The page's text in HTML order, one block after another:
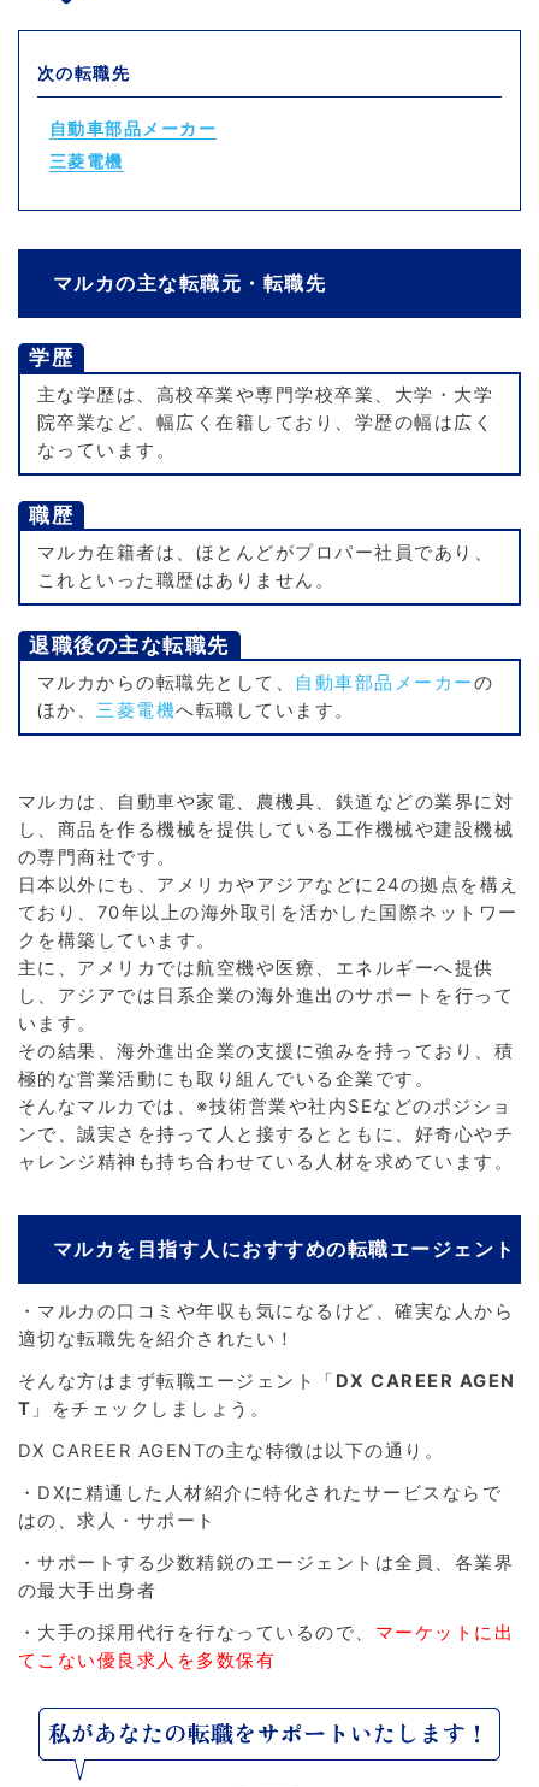
次の転職先
自動車部品メーカー
三菱電機
マルカの主な転職元・転職先
学歴
主な学歴は、高校卒業や専門学校卒業、大学・大学
院卒業など、幅広く在籍しており、学歴の幅は広く
なっています。
職歴
マルカ在籍者は、ほとんどがプロパー社員であり、
これといった職歴はありません。
退職後の主な転職先
マルカからの転職先として、 自動車部品メーカーの
ほか、三菱電機へ転職しています。
マルカは、自動車や家電、農機具、鉄道などの業界に対
し、商品を作る機械を提供している工作機械や建設機械
の専門商社です。
日本以外にも、アメリカやアジアなどに24の拠点を構え
ており、70年以上の海外取引を活かした国際ネットワー
クを構築しています。
主に、アメリカでは航空機や医療、エネルギーへ提供
し、アジアでは日系企業の海外進出のサポートを行って
います。
その結果、海外進出企業の支援に強みを持っており、積
極的な営業活動にも取り組んでいる企業です。
そんなマルカでは、※技術営業や社内SEなどのポジショ
ンで、誠実さを持って人と接するとともに、好奇心やチ
ャレンジ精神も持ち合わせている人材を求めています。
マルカを目指す人におすすめの転職エージェント
・マルカの口コミや年収も気になるけど、確実な人から
適切な転職先を紹介されたい！
そんな方はまず転職エージェント「 DX CAREER AGEN
T 」をチェックしましょう。
DX CAREER AGENTの主な特徴は以下の通り。
・DXに精通した人材紹介に特化されたサービスならで
はの、求人・サポート
・サポートする少数精鋭のエージェントは全員、各業界
の最大手出身者
・大手の採用代行を行なっているので、 マーケットに出
てこない優良求人を多数保有